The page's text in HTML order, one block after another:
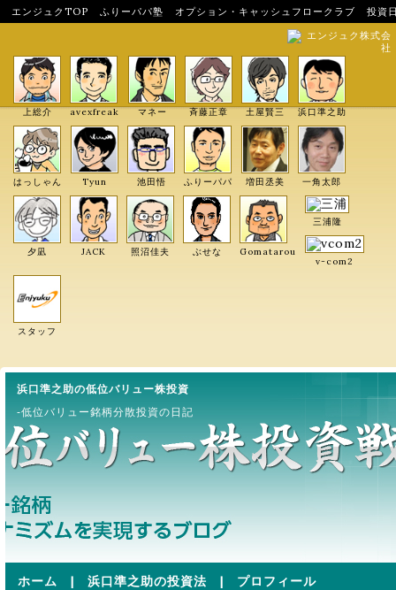
エンジュクTOP ふりーパパ塾 オプション・キャッシュフロークラブ
投資
エンジュク株式会
社
上総介 avexfreak マネー 斉藤正章 土屋賢三 浜口準之助
はっしゃん Tyun 池田悟 ふりーパパ 増田丞美 一角太郎
夕凪 JACK 照沼佳夫 ぶせな Gomatarou
三浦隆
v-com2
スタッフ
浜口準之助の低位バリュー株投資
-低位バリュー銘柄分散投資の日記
ホーム | 浜口準之助の投資法 | プロフィール